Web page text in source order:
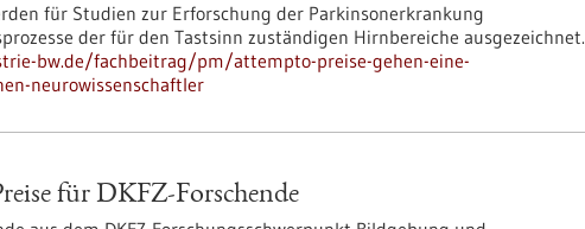
für Studien zur Erforschung der Parkinsonerkrankung
der für den Tastsinn zuständigen Hirnbereiche ausgezeichnet.
bw.de/fachbeitrag/pm/attempto-preise-gehen-eine-
neurowissenschaftler
für DKFZ-Forschende